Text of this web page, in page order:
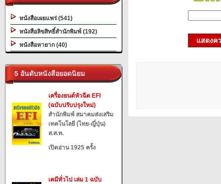
หนังสือเผยแพร่ (541)
หนังสือลิขสิทธิ์สำนักพิมพ์ (192)
หนังสือหายาก (40)
5 อันดับหนังสือยอดนิยม
เครื่องยนต์หัวฉีด EFI
(ฉบับปรับปรุงใหม่)
สำนักพิมพ์ สมาคมส่งเสริม
เทคโนโลยี (ไทย-ญี่ปุ่น)
ส.ส.ท.
เปิดอ่าน 1925 ครั้ง
เคมีทั่วไป เล่ม 1 ฉบับ
แสดงค